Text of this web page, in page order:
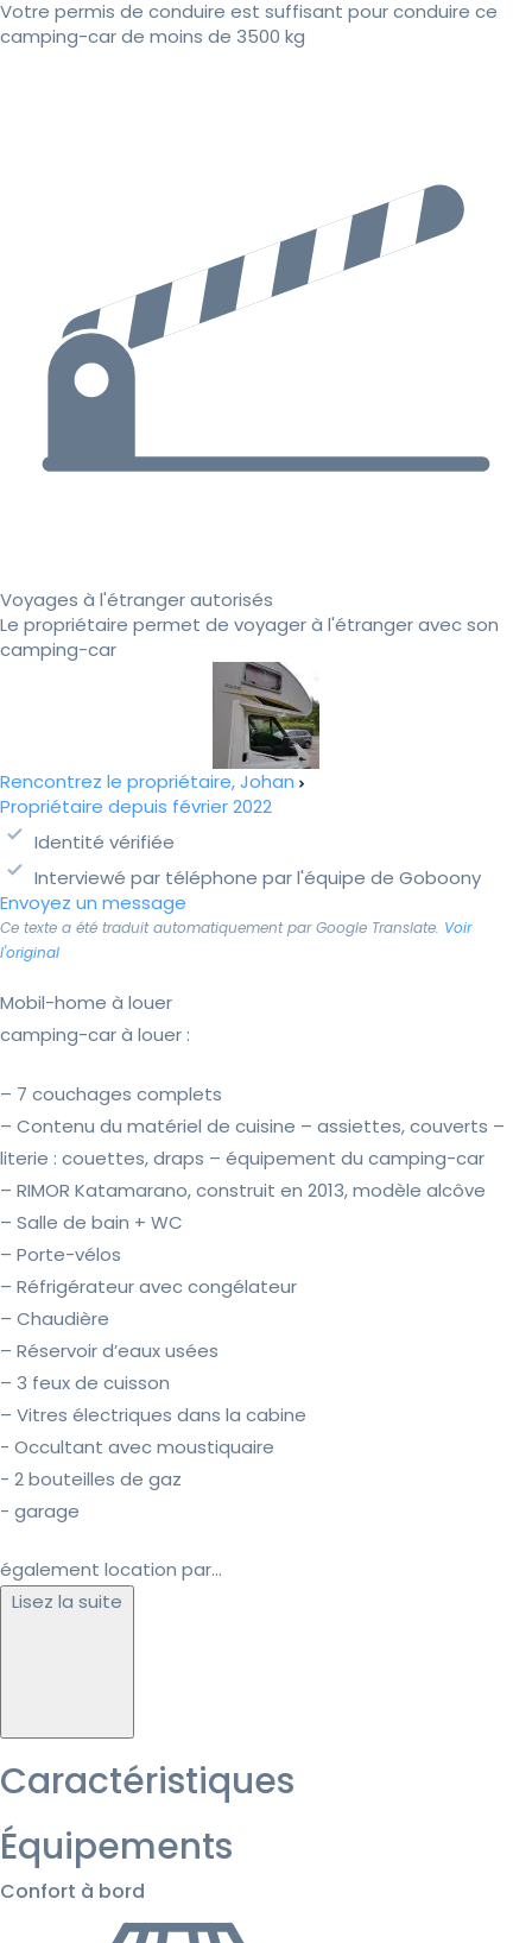
Votre permis de conduire est suffisant pour conduire ce
camping-car de moins de 3500 kg
Voyages à l'étranger autorisés
Le propriétaire permet de voyager à l'étranger avec son
camping-car
Rencontrez le propriétaire, Johan
Propriétaire depuis février 2022
Identité vérifiée
Interviewé par téléphone par l'équipe de Goboony
Envoyez un message
Ce texte a été traduit automatiquement par Google Translate. Voir
l'original
Mobil-home à louer
camping-car à louer :
– 7 couchages complets
– Contenu du matériel de cuisine – assiettes, couverts –
literie : couettes, draps – équipement du camping-car
– RIMOR Katamarano, construit en 2013, modèle alcôve
– Salle de bain + WC
– Porte-vélos
– Réfrigérateur avec congélateur
– Chaudière
– Réservoir d’eaux usées
– 3 feux de cuisson
– Vitres électriques dans la cabine
- Occultant avec moustiquaire
- 2 bouteilles de gaz
- garage
également location par...
Lisez la suite
Caractéristiques
Équipements
Confort à bord